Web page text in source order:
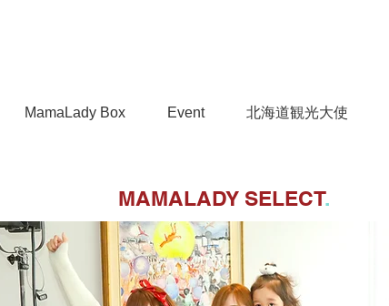
MamaLady Box Event 北海道観光大使
MAMALADY SELECT.